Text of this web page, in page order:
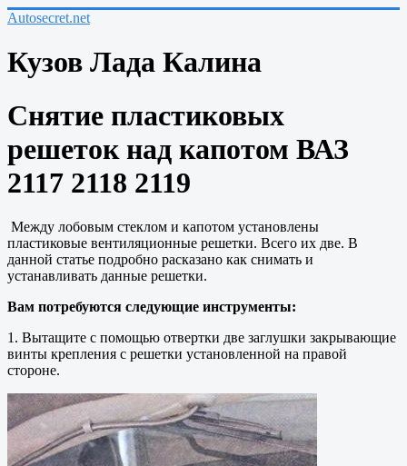
Autosecret.net
Кузов Лада Калина
Снятие пластиковых
решеток над капотом ВАЗ
2117 2118 2119
Между лобовым стеклом и капотом установлены
пластиковые вентиляционные решетки. Всего их две. В
данной статье подробно расказано как снимать и
устанавливать данные решетки.
Вам потребуются следующие инструменты:
1. Вытащите с помощью отвертки две заглушки закрывающие
винты крепления с решетки установленной на правой
стороне.